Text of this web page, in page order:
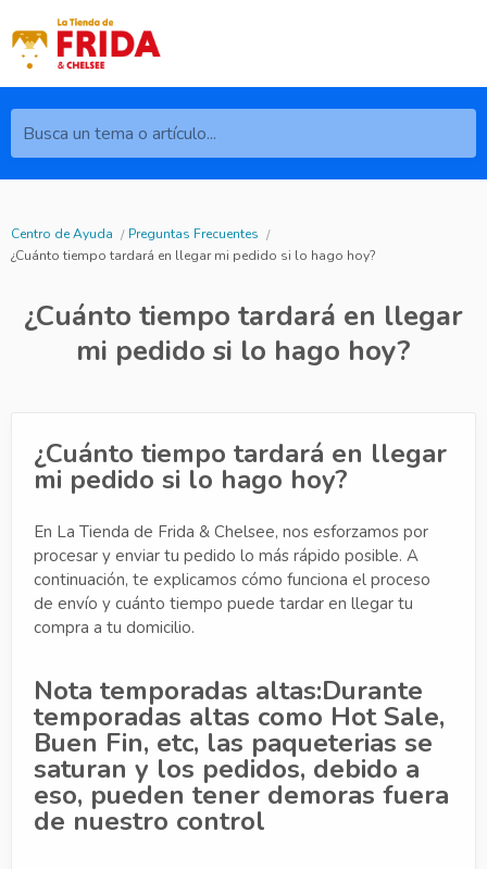
Busca un tema o artículo...
Centro de Ayuda
Preguntas Frecuentes
¿Cuánto tiempo tardará en llegar mi pedido si lo hago hoy?
¿Cuánto tiempo tardará en llegar
mi pedido si lo hago hoy?
¿Cuánto tiempo tardará en llegar
mi pedido si lo hago hoy?
En La Tienda de Frida & Chelsee, nos esforzamos por
procesar y enviar tu pedido lo más rápido posible. A
continuación, te explicamos cómo funciona el proceso
de envío y cuánto tiempo puede tardar en llegar tu
compra a tu domicilio.
Nota temporadas altas:Durante
temporadas altas como Hot Sale,
Buen Fin, etc, las paqueterias se
saturan y los pedidos, debido a
eso, pueden tener demoras fuera
de nuestro control